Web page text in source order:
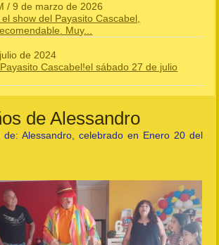
/9 de marzo de 2026
show del Payasito Cascabel,
Muy...
de 2024
Cascabel!el sábado 27 de julio
de Alessandro
de: Alessandro, celebrado en Enero 20 del